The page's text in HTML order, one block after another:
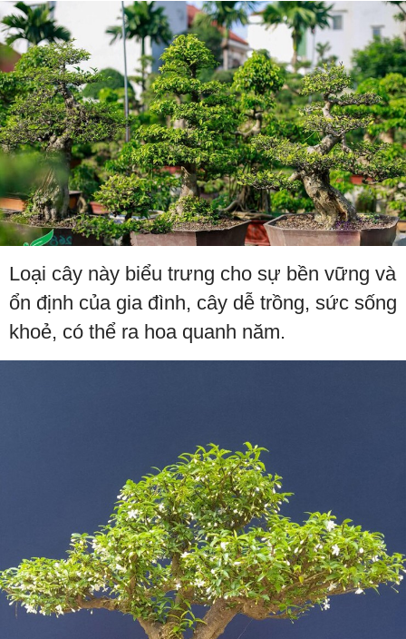
Loại cây này biểu trưng cho sự bền vững và
ổn định của gia đình, cây dễ trồng, sức sống
khoẻ, có thể ra hoa quanh năm.